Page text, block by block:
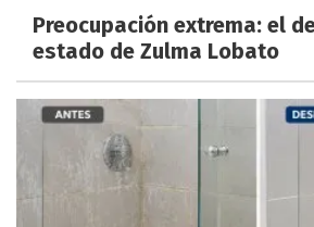
Preocupación extrema: el
estado de Zulma Lobato